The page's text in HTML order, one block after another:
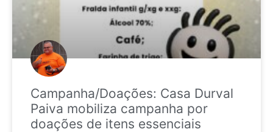
Campanha/Doações: Casa Durval
Paiva mobiliza campanha por
doações de itens essenciais